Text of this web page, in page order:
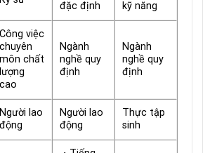
đặc định
kỹ năng
Công việc
chuyên
môn chất
lượng
cao
Ngành
nghề quy
định
Ngành
nghề quy
định
Người lao
động
Người lao
động
Thực tập
sinh